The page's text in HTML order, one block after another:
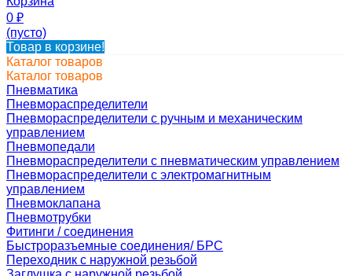
0 ₽
(пусто)
Товар в корзине!
Каталог товаров
Каталог товаров
Пневматика
Пневмораспределители
Пневмораспределители с ручным и механическим
управлением
Пневмопедали
Пневмораспределители с пневматическим управлением
Пневмораспределители с электромагнитным
управлением
Пневмоклапана
Пневмотрубки
Фитинги / соединения
Быстроразъемные соединения/ БРС
Переходник с наружной резьбой